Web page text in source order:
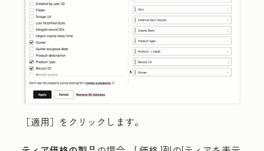
［適用］ をクリックします。